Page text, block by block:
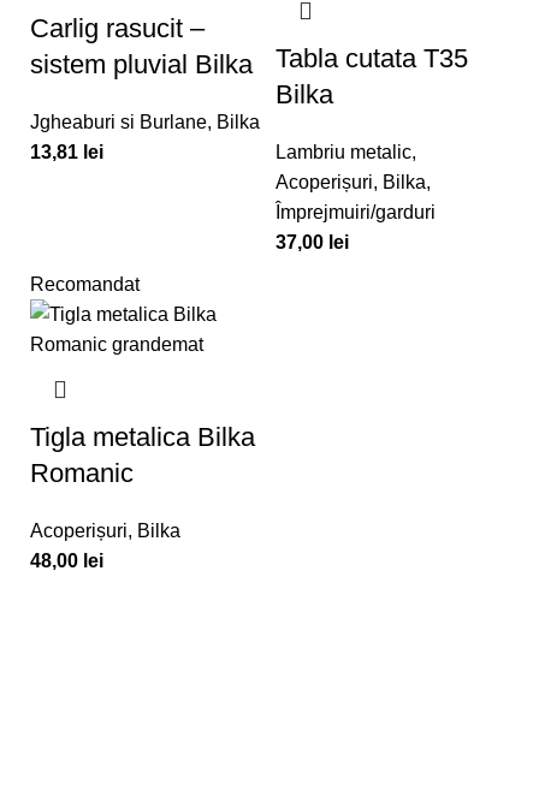
Carlig rasucit –
sistem pluvial Bilka
Jgheaburi si Burlane, Bilka
13,81 lei
Tabla cutata T35
Bilka
Lambriu metalic,
Acoperișuri, Bilka,
Împrejmuiri/garduri
37,00 lei
Recomandat
Tigla metalica Bilka
Romanic
Acoperișuri, Bilka
48,00 lei